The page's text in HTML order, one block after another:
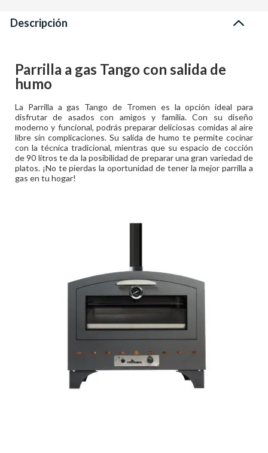
Descripción
Parrilla a gas Tango con salida de
humo
La Parrilla a gas Tango de Tromen es la opción ideal para
disfrutar de asados con amigos y familia. Con su diseño
moderno y funcional, podrás preparar deliciosas comidas al aire
libre sin complicaciones. Su salida de humo te permite cocinar
con la técnica tradicional, mientras que su espacio de cocción
de 90 litros te da la posibilidad de preparar una gran variedad de
platos. ¡No te pierdas la oportunidad de tener la mejor parrilla a
gas en tu hogar!